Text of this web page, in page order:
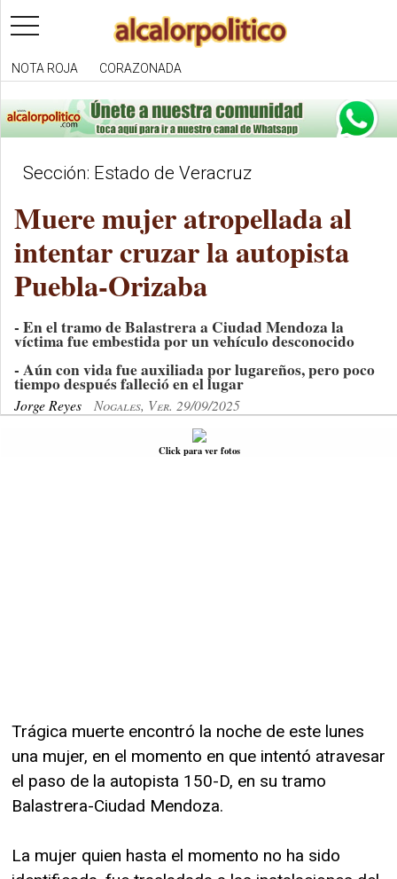
toggle
navigation
NOTA ROJA CORAZONADA
Sección: Estado de Veracruz
Muere mujer atropellada al
intentar cruzar la autopista
Puebla-Orizaba
- En el tramo de Balastrera a Ciudad Mendoza la
víctima fue embestida por un vehículo desconocido
- Aún con vida fue auxiliada por lugareños, pero poco
tiempo después falleció en el lugar
Jorge Reyes Nogales, Ver. 29/09/2025
Click para ver fotos
Trágica muerte encontró la noche de este lunes
una mujer, en el momento en que intentó atravesar
el paso de la autopista 150-D, en su tramo
Balastrera-Ciudad Mendoza.
La mujer quien hasta el momento no ha sido